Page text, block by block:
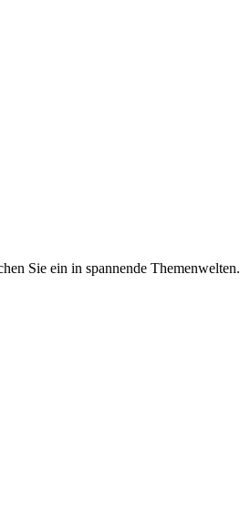
Sie ein in spannende Themenwelten.